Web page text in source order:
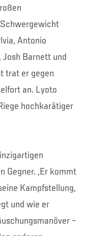
Antonio
Josh Barnett und
trat er gegen
an. Lyoto
hochkarätiger
Gegner. „Er kommt
Kampfstellung,
und wie er
–